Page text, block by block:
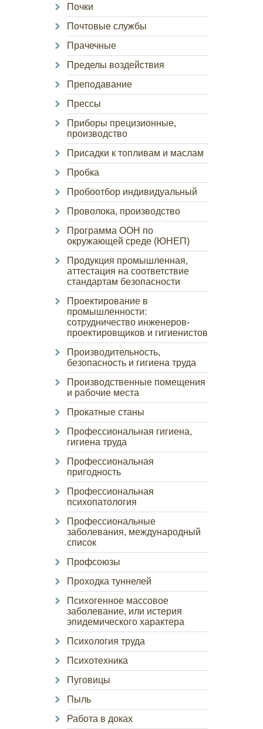
Почки
Почтовые службы
Прачечные
Пределы воздействия
Преподавание
Прессы
Приборы прецизионные,
производство
Присадки к топливам и маслам
Пробка
Пробоотбор индивидуальный
Проволока, производство
Программа ООН по
окружающей среде (ЮНЕП)
Продукция промышленная,
аттестация на соответствие
стандартам безопасности
Проектирование в
промышленности:
сотрудничество инженеров-
проектировщиков и гигиенистов
Производительность,
безопасность и гигиена труда
Производственные помещения
и рабочие места
Прокатные станы
Профессиональная гигиена,
гигиена труда
Профессиональная
пригодность
Профессиональная
психопатология
Профессиональные
заболевания, международный
список
Профсоюзы
Проходка туннелей
Психогенное массовое
заболевание, или истерия
эпидемического характера
Психология труда
Психотехника
Пуговицы
Пыль
Работа в доках